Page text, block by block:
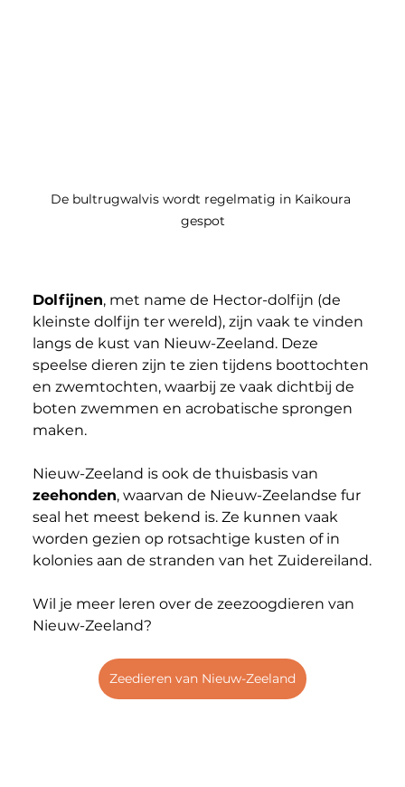
De bultrugwalvis wordt regelmatig in Kaikoura
gespot
Dolfijnen, met name de Hector-dolfijn (de
kleinste dolfijn ter wereld), zijn vaak te vinden
langs de kust van Nieuw-Zeeland. Deze
speelse dieren zijn te zien tijdens boottochten
en zwemtochten, waarbij ze vaak dichtbij de
boten zwemmen en acrobatische sprongen
maken.
Nieuw-Zeeland is ook de thuisbasis van
zeehonden, waarvan de Nieuw-Zeelandse fur
seal het meest bekend is. Ze kunnen vaak
worden gezien op rotsachtige kusten of in
kolonies aan de stranden van het Zuidereiland.
Wil je meer leren over de zeezoogdieren van
Nieuw-Zeeland?
Zeedieren van Nieuw-Zeeland